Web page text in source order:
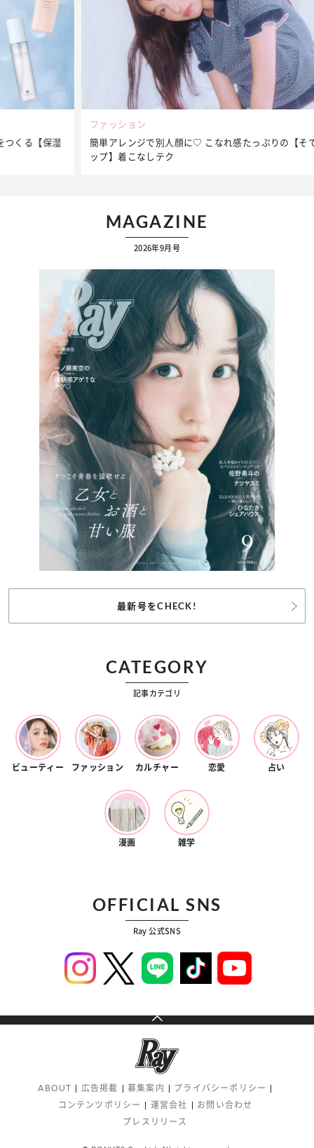
簡単アレンジで別人顔に♡ こなれ感たっぷりの【そでロールア
ップ】着こなしテク
MAGAZINE
2026年9月号
最新号をCHECK!
CATEGORY
記事カテゴリ
ビューティー ファッション カルチャー 恋愛 占い
漫画 雑学
OFFICIAL SNS
Ray 公式SNS
ABOUT 広告掲載 募集案内
プライバシーポリシー
コンテンツポリシー
運営会社
お問い合わせ
プレスリリース